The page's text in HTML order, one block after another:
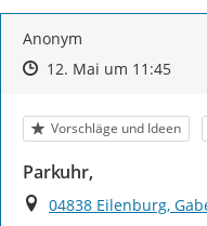
Anonym
Zeitpunkt des Erstellens
Zeitpunkt des
12. Mai um 11:45Zur
Kategorie
Vorschläge und Ideen
Parkuhr,
Ort
04838 Eilenburg,